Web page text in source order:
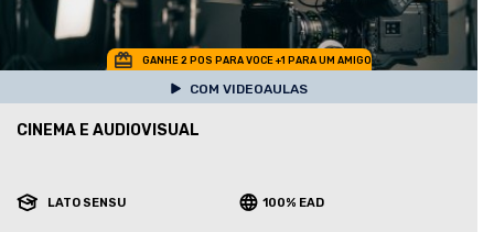
GANHE 2 POS PARA VOCE +1 PARA UM AMIGO
COM VIDEOAULAS
CINEMA E AUDIOVISUAL
LATO SENSU 100% EAD